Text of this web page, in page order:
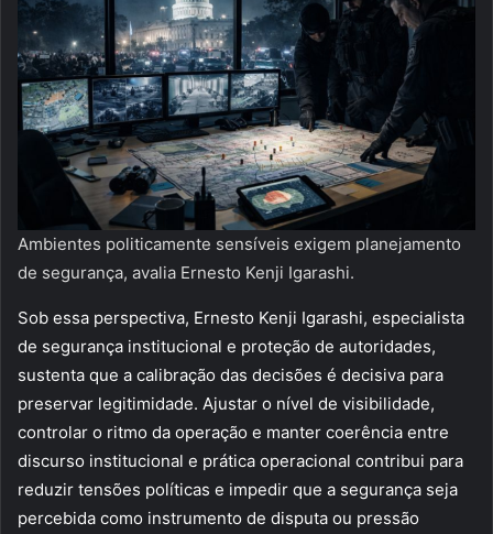
Ambientes politicamente sensíveis exigem planejamento
de segurança, avalia Ernesto Kenji Igarashi.
Sob essa perspectiva, Ernesto Kenji Igarashi, especialista
de segurança institucional e proteção de autoridades,
sustenta que a calibração das decisões é decisiva para
preservar legitimidade. Ajustar o nível de visibilidade,
controlar o ritmo da operação e manter coerência entre
discurso institucional e prática operacional contribui para
reduzir tensões políticas e impedir que a segurança seja
percebida como instrumento de disputa ou pressão